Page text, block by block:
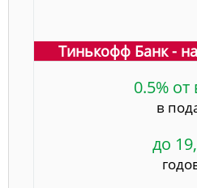
Тинькофф Банк -
0.5% от
в
до